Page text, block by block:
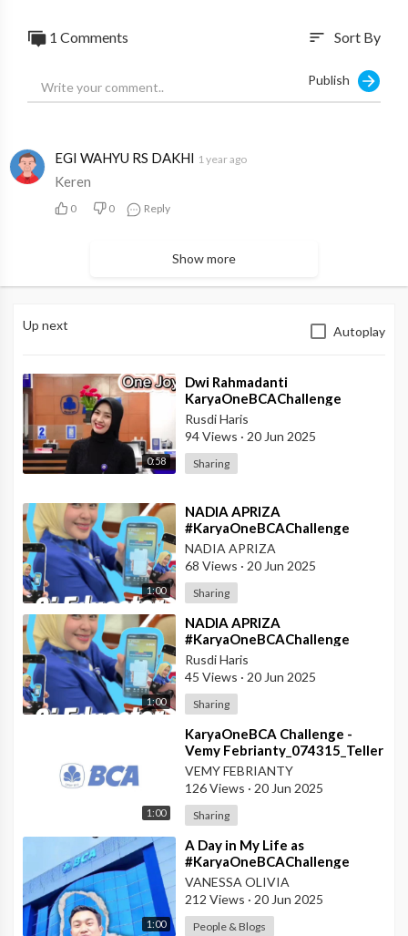
#KaryaOneBCAChallenge #AskArmandBCA #solusi
#KaryaOneBCAChallenge
1 Comments sort Sort By
Publish
EGI WAHYU RS DAKHI 1 year ago
Keren
0 0 Reply
Show more
Up next Autoplay
0:58
⁣Dwi Rahmadanti
KaryaOneBCAChallenge
Rusdi Haris
94 Views · 20 Jun 2025
Sharing
1:00
⁣NADIA APRIZA
#KaryaOneBCAChallenge
#AskArmandBCA
NADIA APRIZA
68 Views · 20 Jun 2025
Sharing
1:00
⁣NADIA APRIZA
#KaryaOneBCAChallenge
#AskArmandBCA
#KCUBengkulu
Rusdi Haris
45 Views · 20 Jun 2025
Sharing
1:00
⁣KaryaOneBCA Challenge -
Vemy Febrianty_074315_Teller
Prioritas BCA KCU Balikpapan
VEMY FEBRIANTY
126 Views · 20 Jun 2025
Sharing
1:00
⁣A Day in My Life as
#KaryaOneBCAChallenge
#AskArmand BCA - PBC BCA
KCU Kudus
VANESSA OLIVIA
212 Views · 20 Jun 2025
People & Blogs